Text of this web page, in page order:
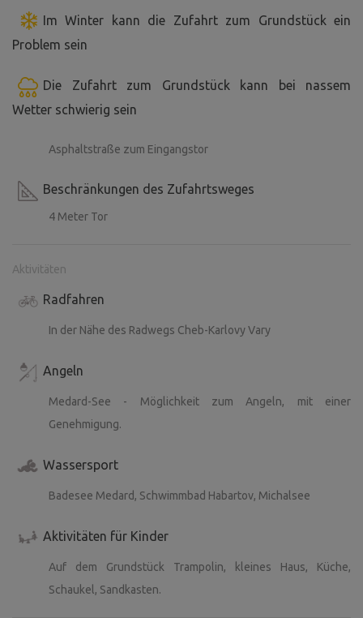
Im Winter kann die Zufahrt zum Grundstück ein
Problem sein
Die Zufahrt zum Grundstück kann bei nassem
Wetter schwierig sein
Asphaltstraße zum Eingangstor
Beschränkungen des Zufahrtsweges
4 Meter Tor
Aktivitäten
Radfahren
In der Nähe des Radwegs Cheb-Karlovy Vary
Angeln
Medard-See - Möglichkeit zum Angeln, mit einer
Genehmigung.
Wassersport
Badesee Medard, Schwimmbad Habartov, Michalsee
Aktivitäten für Kinder
Auf dem Grundstück Trampolin, kleines Haus, Küche,
Schaukel, Sandkasten.